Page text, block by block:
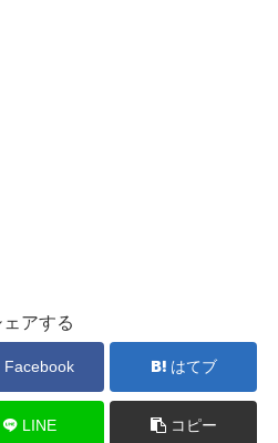
ェアする
Facebook はてブ
LINE コピー